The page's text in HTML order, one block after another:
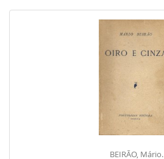
BEIRÃO, Mário.